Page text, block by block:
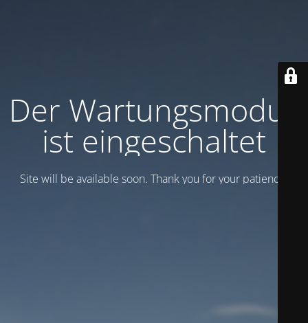
Der Wartungsmodus
ist eingeschaltet
Site will be available soon. Thank you for your patience!